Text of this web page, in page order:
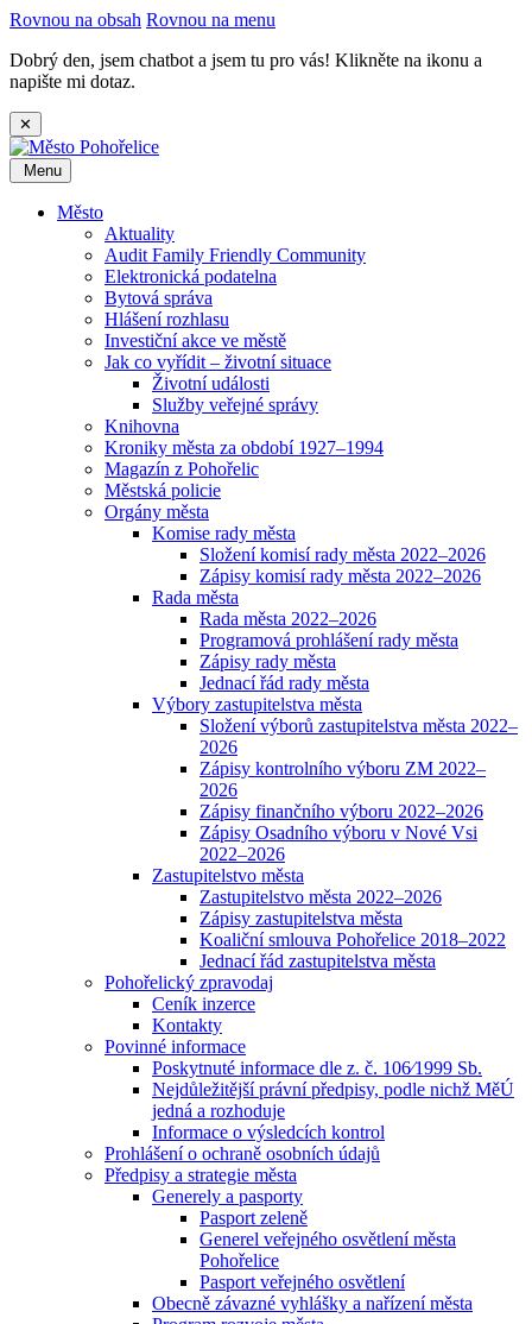
Rovnou na obsah Rovnou na menu
Dobrý den, jsem chatbot a jsem tu pro vás! Klikněte na ikonu a
napište mi dotaz.
✕
Menu
Město
Aktuality
Audit Family Friendly Community
Elektronická podatelna
Bytová správa
Hlášení rozhlasu
Investiční akce ve městě
Jak co vyřídit – životní situace
Životní události
Služby veřejné správy
Knihovna
Kroniky města za období 1927–1994
Magazín z Pohořelic
Městská policie
Orgány města
Komise rady města
Složení komisí rady města 2022–2026
Zápisy komisí rady města 2022–2026
Rada města
Rada města 2022–2026
Programová prohlášení rady města
Zápisy rady města
Jednací řád rady města
Výbory zastupitelstva města
Složení výborů zastupitelstva města 2022–
2026
Zápisy kontrolního výboru ZM 2022–
2026
Zápisy finančního výboru 2022–2026
Zápisy Osadního výboru v Nové Vsi
2022–2026
Zastupitelstvo města
Zastupitelstvo města 2022–2026
Zápisy zastupitelstva města
Koaliční smlouva Pohořelice 2018–2022
Jednací řád zastupitelstva města
Pohořelický zpravodaj
Ceník inzerce
Kontakty
Povinné informace
Poskytnuté informace dle z. č. 106⁄1999 Sb.
Nejdůležitější právní předpisy, podle nichž MěÚ
jedná a rozhoduje
Informace o výsledcích kontrol
Prohlášení o ochraně osobních údajů
Předpisy a strategie města
Generely a pasporty
Pasport zeleně
Generel veřejného osvětlení města
Pohořelice
Pasport veřejného osvětlení
Obecně závazné vyhlášky a nařízení města